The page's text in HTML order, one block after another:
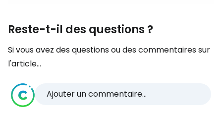
Reste-t-il des questions ?
Si vous avez des questions ou des commentaires sur
l'article...
Ajouter un commentaire...